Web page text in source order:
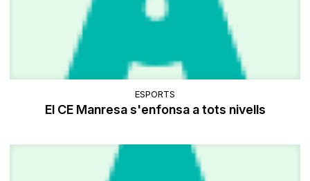
ESPORTS
El CE Manresa s'enfonsa a tots nivells